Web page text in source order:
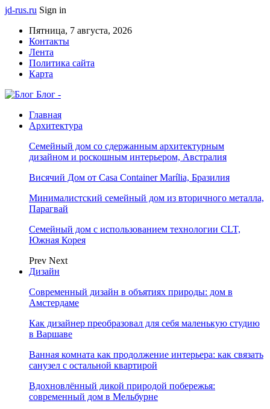
jd-rus.ru Sign in
Пятница, 7 августа, 2026
Контакты
Лента
Политика сайта
Карта
Блог -
Главная
Архитектура
Семейный дом со сдержанным архитектурным
дизайном и роскошным интерьером, Австралия
Висячий Дом от Casa Container Marília, Бразилия
Минималистский семейный дом из вторичного металла,
Парагвай
Семейный дом с использованием технологии CLT,
Южная Корея
Prev Next
Дизайн
Современный дизайн в объятиях природы: дом в
Амстердаме
Как дизайнер преобразовал для себя маленькую студию
в Варшаве
Ванная комната как продолжение интерьера: как связать
санузел с остальной квартирой
Вдохновлённый дикой природой побережья:
современный дом в Мельбурне